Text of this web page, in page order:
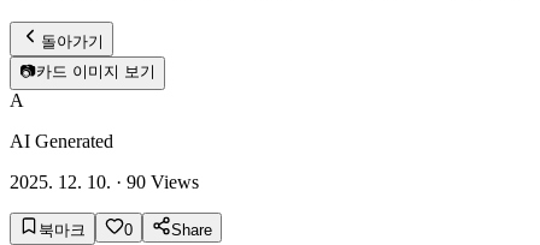
돌아가기
📷카드 이미지 보기
A
AI Generated
2025. 12. 10. · 90 Views
북마크 0 Share